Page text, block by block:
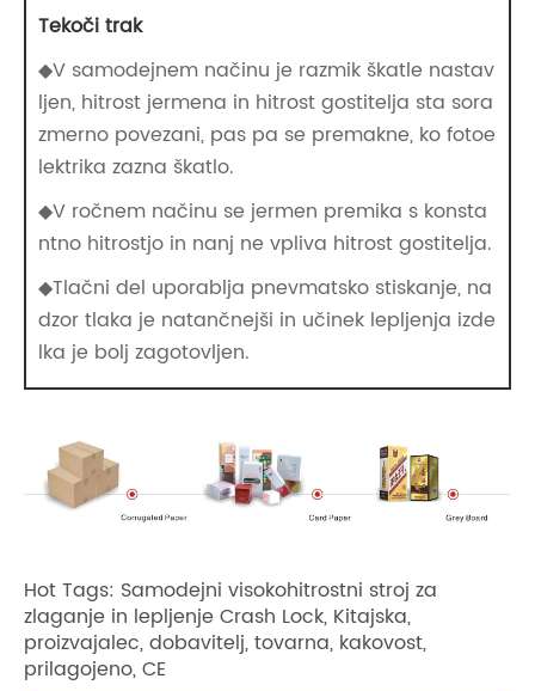
Tekoči trak
◆V samodejnem načinu je razmik škatle nastav
ljen, hitrost jermena in hitrost gostitelja sta sora
zmerno povezani, pas pa se premakne, ko fotoe
lektrika zazna škatlo.
◆V ročnem načinu se jermen premika s konsta
ntno hitrostjo in nanj ne vpliva hitrost gostitelja.
◆Tlačni del uporablja pnevmatsko stiskanje, na
dzor tlaka je natančnejši in učinek lepljenja izde
lka je bolj zagotovljen.
Hot Tags: Samodejni visokohitrostni stroj za
zlaganje in lepljenje Crash Lock, Kitajska,
proizvajalec, dobavitelj, tovarna, kakovost,
prilagojeno, CE